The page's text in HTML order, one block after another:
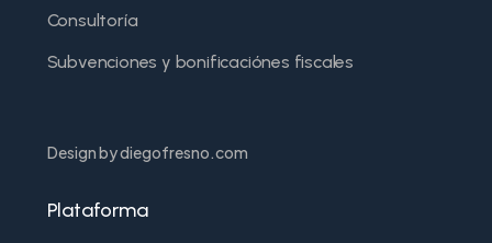
Consultoría
Subvenciones y bonificaciónes fiscales
Design by diegofresno.com
Plataforma